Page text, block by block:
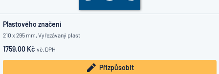
Plastového značení
210 x 295 mm, Vyřezávaný plast
1759.00 Kč vč. DPH
Přizpůsobit